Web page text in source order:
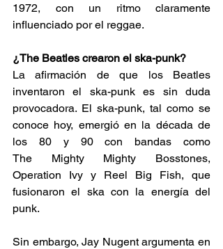
1972, con un ritmo claramente
influenciado por el reggae.
¿The Beatles crearon el ska-punk?
La afirmación de que los Beatles
inventaron el ska-punk es sin duda
provocadora. El ska-punk, tal como se
conoce hoy, emergió en la década de
los 80 y 90 con bandas como
The Mighty Mighty Bosstones,
Operation Ivy y Reel Big Fish, que
fusionaron el ska con la energía del
punk.
Sin embargo, Jay Nugent argumenta en